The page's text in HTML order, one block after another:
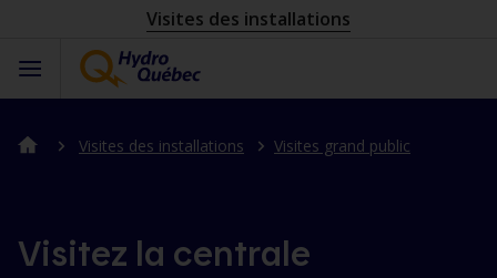
Visites des installations
Visites des installations Visites grand public
Visitez la centrale